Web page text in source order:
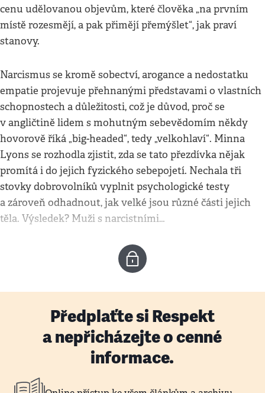
cenu udělovanou objevům, které člověka „na prvním
místě rozesmějí, a pak přimějí přemýšlet“, jak praví
stanovy.
Narcismus se kromě sobectví, arogance a nedostatku
empatie projevuje přehnanými představami o vlastních
schopnostech a důležitosti, což je důvod, proč se
v angličtině lidem s mohutným sebevědomím někdy
hovorově říká „big-headed“, tedy „velkohlaví“. Minna
Lyons se rozhodla zjistit, zda se tato přezdívka nějak
promítá i do jejich fyzického sebepojetí. Nechala tři
stovky dobrovolníků vyplnit psychologické testy
a zároveň odhadnout, jak velké jsou různé části jejich
těla. Výsledek? Muži s narcistními…
Předplaťte si Respekt
a nepřicházejte o cenné
informace.